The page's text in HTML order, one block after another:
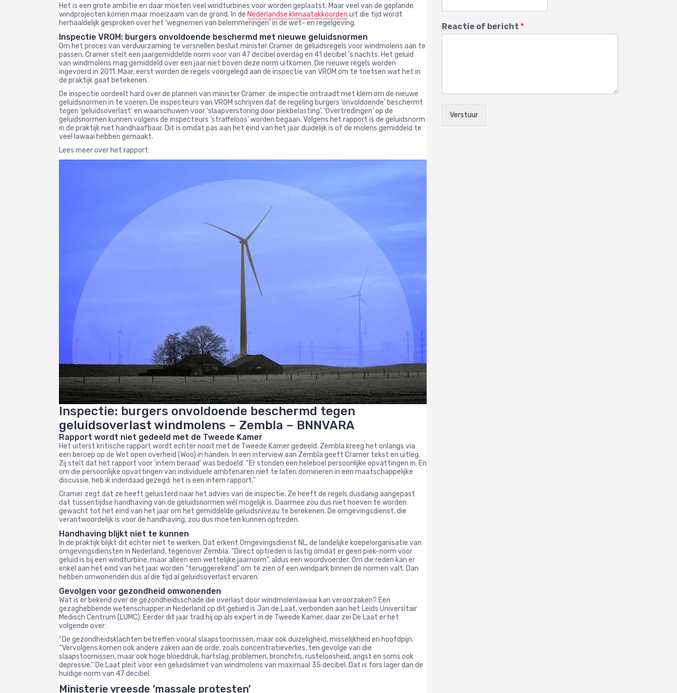
Het is een grote ambitie en daar moeten veel windturbines voor worden geplaatst. Maar veel van de geplande
windprojecten komen maar moeizaam van de grond. In de Nederlandse klimaatakkoorden uit die tijd wordt
herhaaldelijk gesproken over het ‘wegnemen van belemmeringen’ in de wet- en regelgeving.
Inspectie VROM: burgers onvoldoende beschermd met nieuwe geluidsnormen
Om het proces van verduurzaming te versnellen besluit minister Cramer de geluidsregels voor windmolens aan te
passen. Cramer stelt een jaargemiddelde norm voor van 47 decibel overdag en 41 decibel ’s nachts. Het geluid
van windmolens mag gemiddeld over een jaar niet boven deze norm uitkomen. Die nieuwe regels worden
ingevoerd in 2011. Maar, eerst worden de regels voorgelegd aan de inspectie van VROM om te toetsen wat het in
de praktijk gaat betekenen.
De inspectie oordeelt hard over de plannen van minister Cramer: de inspectie ontraadt met klem om de nieuwe
geluidsnormen in te voeren. De inspecteurs van VROM schrijven dat de regeling burgers ‘onvoldoende’ beschermt
tegen ‘geluidsoverlast’ en waarschuwen voor ‘slaapverstoring door piekbelasting’. ‘Overtredingen’ op de
geluidsnormen kunnen volgens de inspecteurs ‘straffeloos’ worden begaan. Volgens het rapport is de geluidsnorm
in de praktijk niet handhaafbaar. Dit is omdat pas aan het eind van het jaar duidelijk is of de molens gemiddeld te
veel lawaai hebben gemaakt.
Lees meer over het rapport:
Inspectie: burgers onvoldoende beschermd tegen
geluidsoverlast windmolens – Zembla – BNNVARA
Rapport wordt niet gedeeld met de Tweede Kamer
Het uiterst kritische rapport wordt echter nooit met de Tweede Kamer gedeeld. Zembla kreeg het onlangs via
een beroep op de Wet open overheid (Woo) in handen. In een interview aan Zembla geeft Cramer tekst en uitleg.
Zij stelt dat het rapport voor ‘intern beraad’ was bedoeld: “Er stonden een heleboel persoonlijke opvattingen in. En
om die persoonlijke opvattingen van individuele ambtenaren niet te laten domineren in een maatschappelijke
discussie, heb ik inderdaad gezegd: het is een intern rapport.”
Cramer zegt dat ze heeft geluisterd naar het advies van de inspectie. Ze heeft de regels dusdanig aangepast
dat tussentijdse handhaving van de geluidsnormen wél mogelijk is. Daarmee zou dus niet hoeven te worden
gewacht tot het eind van het jaar om het gemiddelde geluidsniveau te berekenen. De omgevingsdienst, die
verantwoordelijk is voor de handhaving, zou dus moeten kunnen optreden.
Handhaving blijkt niet te kunnen
In de praktijk blijkt dit echter niet te werken. Dat erkent Omgevingsdienst NL, de landelijke koepelorganisatie van
omgevingsdiensten in Nederland, tegenover Zembla: “Direct optreden is lastig omdat er geen piek-norm voor
geluid is bij een windturbine, maar alleen een wettelijke jaarnorm”, aldus een woordvoerder. Om die reden kan er
enkel aan het eind van het jaar worden “teruggerekend” om te zien of een windpark binnen de normen valt. Dan
hebben omwonenden dus al die tijd al geluidsoverlast ervaren.
Gevolgen voor gezondheid omwonenden
Wat is er bekend over de gezondheidsschade die overlast door windmolenlawaai kan veroorzaken? Een
gezaghebbende wetenschapper in Nederland op dit gebied is Jan de Laat, verbonden aan het Leids Universitair
Medisch Centrum (LUMC). Eerder dit jaar trad hij op als expert in de Tweede Kamer, daar zei De Laat er het
volgende over:
“De gezondheidsklachten betreffen vooral slaapstoornissen, maar ook duizeligheid, misselijkheid en hoofdpijn.
“Vervolgens komen ook andere zaken aan de orde, zoals concentratieverlies, ten gevolge van die
slaapstoornissen, maar ook hoge bloeddruk, hartslag, problemen, bronchitis, rusteloosheid, angst en soms ook
depressie.” De Laat pleit voor een geluidslimiet van windmolens van maximaal 35 decibel. Dat is fors lager dan de
huidige norm van 47 decibel.
Ministerie vreesde ‘massale protesten’
Reactie of bericht *
Verstuur